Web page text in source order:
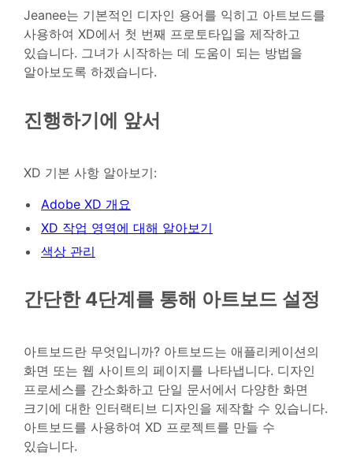
Jeanee는 기본적인 디자인 용어를 익히고 아트보드를
사용하여 XD에서 첫 번째 프로토타입을 제작하고
있습니다. 그녀가 시작하는 데 도움이 되는 방법을
알아보도록 하겠습니다.
진행하기에 앞서
XD 기본 사항 알아보기:
Adobe XD 개요
XD 작업 영역에 대해 알아보기
색상 관리
간단한 4단계를 통해 아트보드 설정
아트보드란 무엇입니까? 아트보드는 애플리케이션의
화면 또는 웹 사이트의 페이지를 나타냅니다. 디자인
프로세스를 간소화하고 단일 문서에서 다양한 화면
크기에 대한 인터랙티브 디자인을 제작할 수 있습니다.
아트보드를 사용하여 XD 프로젝트를 만들 수
있습니다.